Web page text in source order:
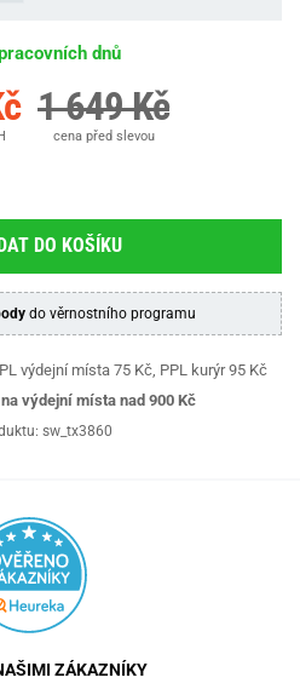
dnů
1 649 Kč
cena před slevou
DO KOŠÍKU
do věrnostního programu
výdejní místa 75 Kč, PPL kurýr 95 Kč
výdejní místa nad 900 Kč
sw_tx3860
ZÁKAZNÍKY